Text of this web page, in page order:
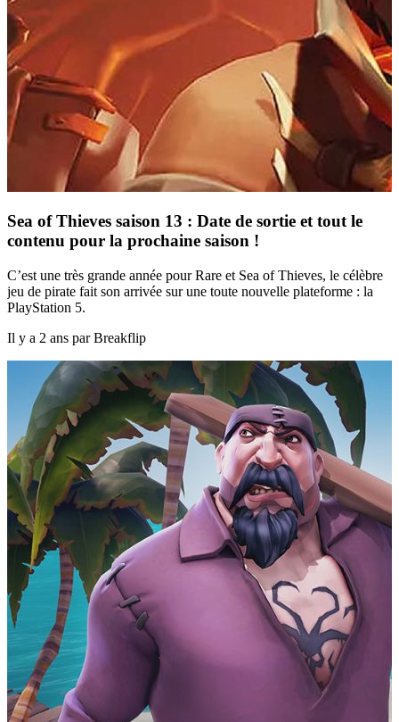
Sea of Thieves saison 13 : Date de sortie et tout le
contenu pour la prochaine saison !
C’est une très grande année pour Rare et Sea of Thieves, le célèbre
jeu de pirate fait son arrivée sur une toute nouvelle plateforme : la
PlayStation 5.
Il y a 2 ans par Breakflip